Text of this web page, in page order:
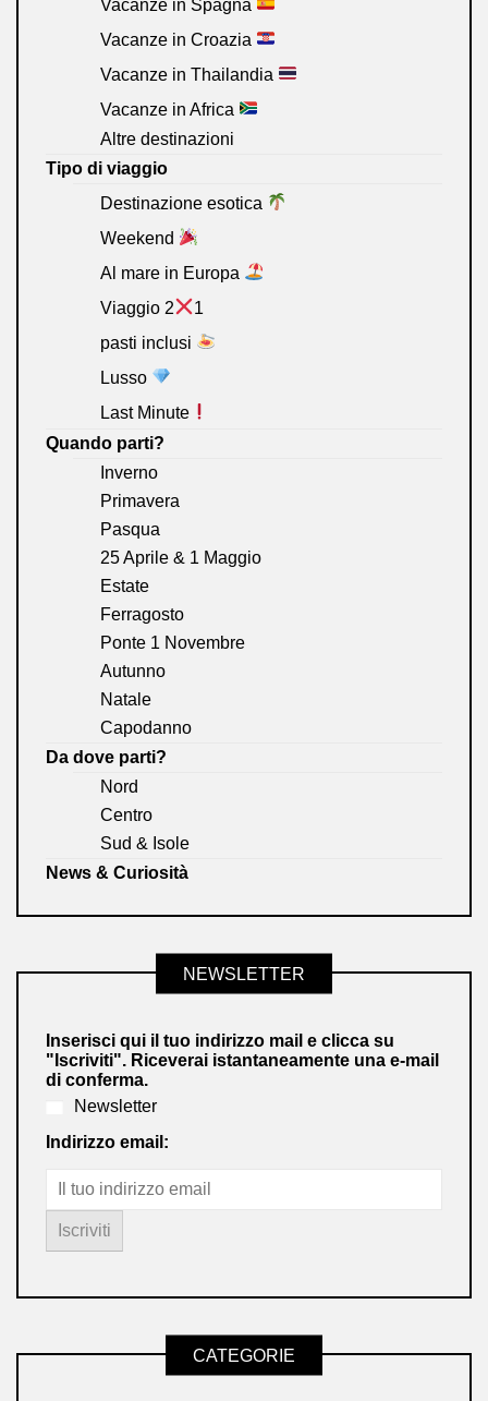
Vacanze in Spagna
Vacanze in Croazia
Vacanze in Thailandia
Vacanze in Africa
Altre destinazioni
Tipo di viaggio
Destinazione esotica
Weekend
Al mare in Europa
Viaggio 2
1
pasti inclusi
Lusso
Last Minute
Quando parti?
Inverno
Primavera
Pasqua
25 Aprile & 1 Maggio
Estate
Ferragosto
Ponte 1 Novembre
Autunno
Natale
Capodanno
Da dove parti?
Nord
Centro
Sud & Isole
News & Curiosità
NEWSLETTER
Inserisci qui il tuo indirizzo mail e clicca su
"Iscriviti". Riceverai istantaneamente una e-mail
di conferma.
Newsletter
Indirizzo email:
CATEGORIE